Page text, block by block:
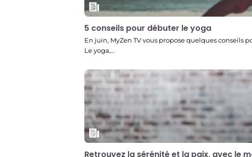
5 conseils pour débuter le yoga
En juin, MyZen TV vous propose quelques conseils
Le yoga,…
Retrouvez la sérénité et la paix, avec le